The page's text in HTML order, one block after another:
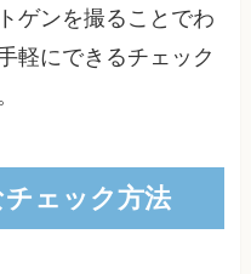
ゲンを撮ることでわ
軽にできるチェック
ェック方法